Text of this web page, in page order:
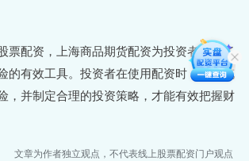
票配资，上海商品期货配资为投资者提供了
的有效工具。投资者在使用配资时，需要充
，并制定合理的投资策略，才能有效把握财
文章为作者独立观点，不代表线上股票配资门户观点